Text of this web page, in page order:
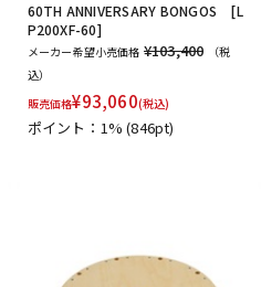
60TH ANNIVERSARY BONGOS [L
P200XF-60]
メーカー希望小売価格 ¥103,400
（税
込）
販売価格¥93,060(税込)
ポイント：1%(846pt)